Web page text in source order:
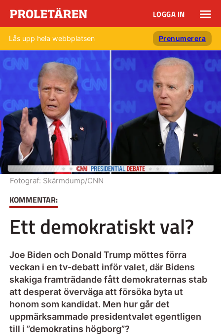
LOGGA IN
Lås upp hela webbplatsen Prenumerera
KOMMENTAR:
Ett demokratiskt val?
Joe Biden och Donald Trump möttes förra
veckan i en tv-debatt inför valet, där Bidens
skakiga framträdande fått demokraternas stab
att desperat överväga att försöka byta ut
honom som kandidat. Men hur går det
uppmärksammade presidentvalet egentligen
till i ”demokratins högborg”?
Fotograf: Skärmdump/CNN